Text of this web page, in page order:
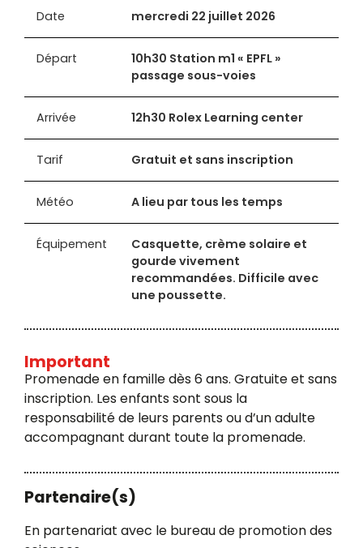
Date mercredi 22 juillet 2026
Départ
10h30 Station m1 « EPFL »
passage sous-voies
Arrivée 12h30 Rolex Learning center
Tarif Gratuit et sans inscription
Météo A lieu par tous les temps
Équipement
Casquette, crème solaire et
gourde vivement
recommandées. Difficile avec
une poussette.
Important
Promenade en famille dès 6 ans. Gratuite et sans
inscription. Les enfants sont sous la
responsabilité de leurs parents ou d’un adulte
accompagnant durant toute la promenade.
Partenaire(s)
En partenariat avec le bureau de promotion des